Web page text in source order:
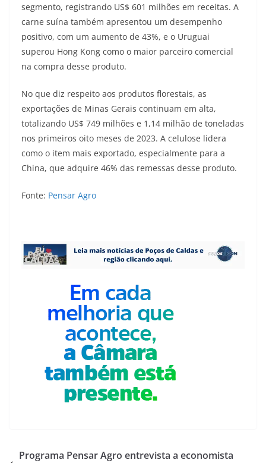
segmento, registrando US$ 601 milhões em receitas. A
carne suína também apresentou um desempenho
positivo, com um aumento de 43%, e o Uruguai
superou Hong Kong como o maior parceiro comercial
na compra desse produto.
No que diz respeito aos produtos florestais, as
exportações de Minas Gerais continuam em alta,
totalizando US$ 749 milhões e 1,14 milhão de toneladas
nos primeiros oito meses de 2023. A celulose lidera
como o item mais exportado, especialmente para a
China, que adquire 46% das remessas desse produto.
Fonte: Pensar Agro
Programa Pensar Agro entrevista a economista